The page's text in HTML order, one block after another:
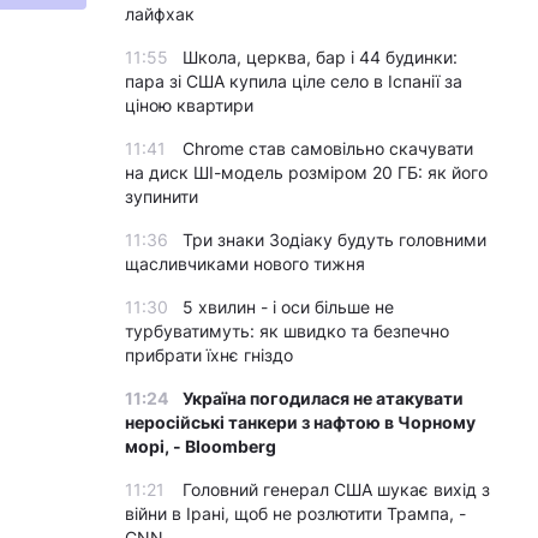
лайфхак
11:55
Школа, церква, бар і 44 будинки:
пара зі США купила ціле село в Іспанії за
ціною квартири
11:41
Chrome став самовільно скачувати
на диск ШІ-модель розміром 20 ГБ: як його
зупинити
11:36
Три знаки Зодіаку будуть головними
щасливчиками нового тижня
11:30
5 хвилин - і оси більше не
турбуватимуть: як швидко та безпечно
прибрати їхнє гніздо
11:24
Україна погодилася не атакувати
неросійські танкери з нафтою в Чорному
морі, - Bloomberg
11:21
Головний генерал США шукає вихід з
війни в Ірані, щоб не розлютити Трампа, -